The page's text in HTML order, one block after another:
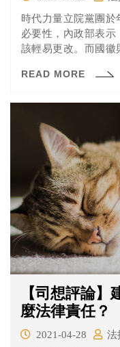
時代力量立院黨團
必要性，內政部表示
該輕易更改。而國徽
READ MORE
【司想評論
麼法律責任？
2021-04-28
法